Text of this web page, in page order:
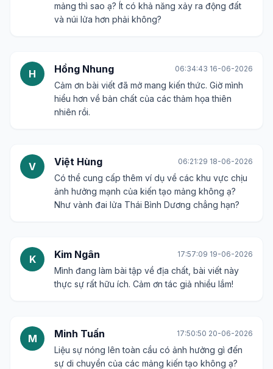
mảng thì sao ạ? Ít có khả năng xảy ra động đất
và núi lửa hơn phải không?
H Hồng Nhung 06:34:43 16-06-2026
Cảm ơn bài viết đã mở mang kiến thức. Giờ mình
hiểu hơn về bản chất của các thảm họa thiên
nhiên rồi.
V Việt Hùng 06:21:29 18-06-2026
Có thể cung cấp thêm ví dụ về các khu vực chịu
ảnh hưởng mạnh của kiến tạo mảng không ạ?
Như vành đai lửa Thái Bình Dương chẳng hạn?
K Kim Ngân 17:57:09 19-06-2026
Mình đang làm bài tập về địa chất, bài viết này
thực sự rất hữu ích. Cảm ơn tác giả nhiều lắm!
M Minh Tuấn 17:50:50 20-06-2026
Liệu sự nóng lên toàn cầu có ảnh hưởng gì đến
sự di chuyển của các mảng kiến tạo không ạ?